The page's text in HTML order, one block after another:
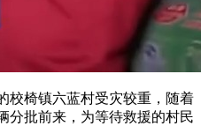
椅镇六蓝村受灾较重，随着
分批前来，为等待救援的村民